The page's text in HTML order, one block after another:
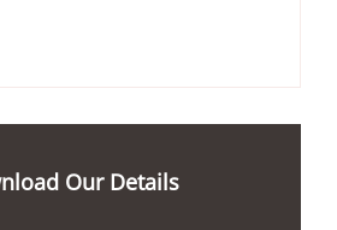
Our Details